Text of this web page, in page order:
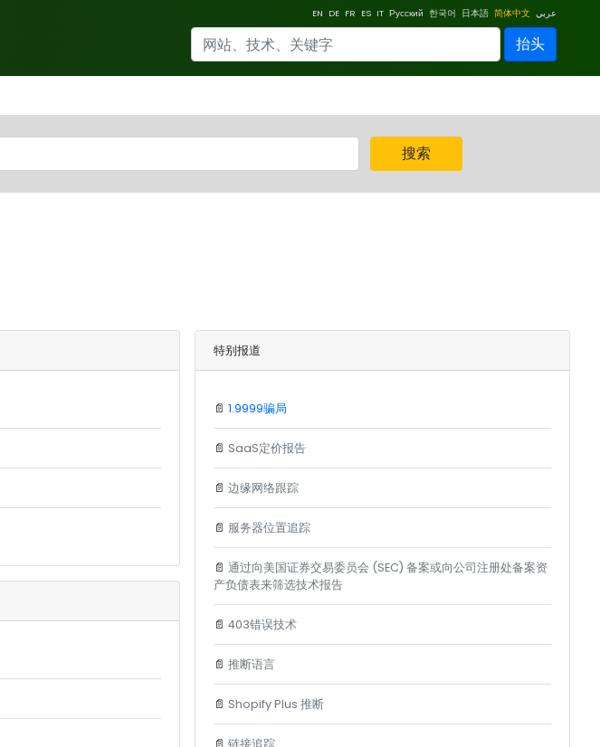
EN DE FR ES IT Русский 한국어 日本語 简体中文 عربي
抬头
搜索
特别报道
📄 1.9999骗局
📄 SaaS定价报告
📄 边缘网络跟踪
📄 服务器位置追踪
📄 通过向美国证券交易委员会 (SEC) 备案或向公司注册处备案资
产负债表来筛选技术报告
📄 403错误技术
📄 推断语言
📄 Shopify Plus 推断
📄 链接追踪